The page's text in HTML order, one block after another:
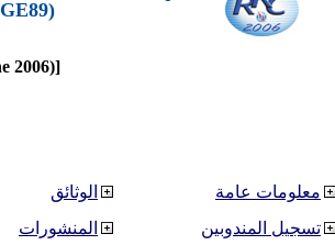
[(Geneva, Switzerland, 15 May-16 June 2006)]
الوثائق
المنشورات
معلومات عامة
تسجيل المندوبين